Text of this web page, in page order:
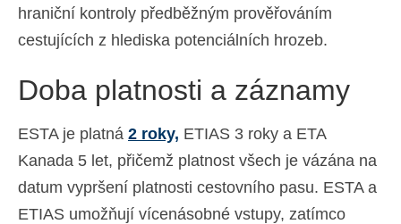
Polski( Polský)
Slovenčina(Slovenština)
Slovenščina( Slovinština)
Español(Španělský)
Svenska
hraniční kontroly předběžným prověřováním
cestujících z hlediska potenciálních hrozeb.
Doba platnosti a záznamy
ESTA je platná 2 roky, ETIAS 3 roky a ETA
Kanada 5 let, přičemž platnost všech je vázána na
datum vypršení platnosti cestovního pasu. ESTA a
ETIAS umožňují vícenásobné vstupy, zatímco